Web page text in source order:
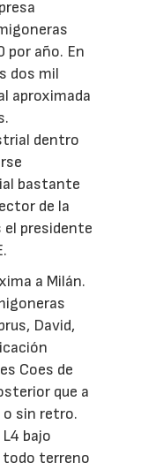
por año. En
dos mil
aproximada
dentro
bastante
de la
presidente
a Milán.
David,
Coes de
que a
o sin retro.
bajo
todo terreno